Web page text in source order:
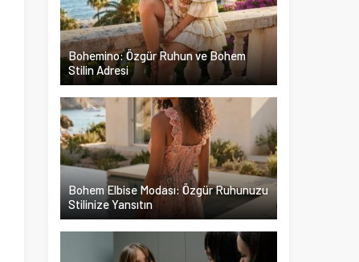
Bohemino: Özgür Ruhun ve Bohem
Stilin Adresi
Bohem Elbise Modası: Özgür Ruhunuzu
Stilinize Yansıtın